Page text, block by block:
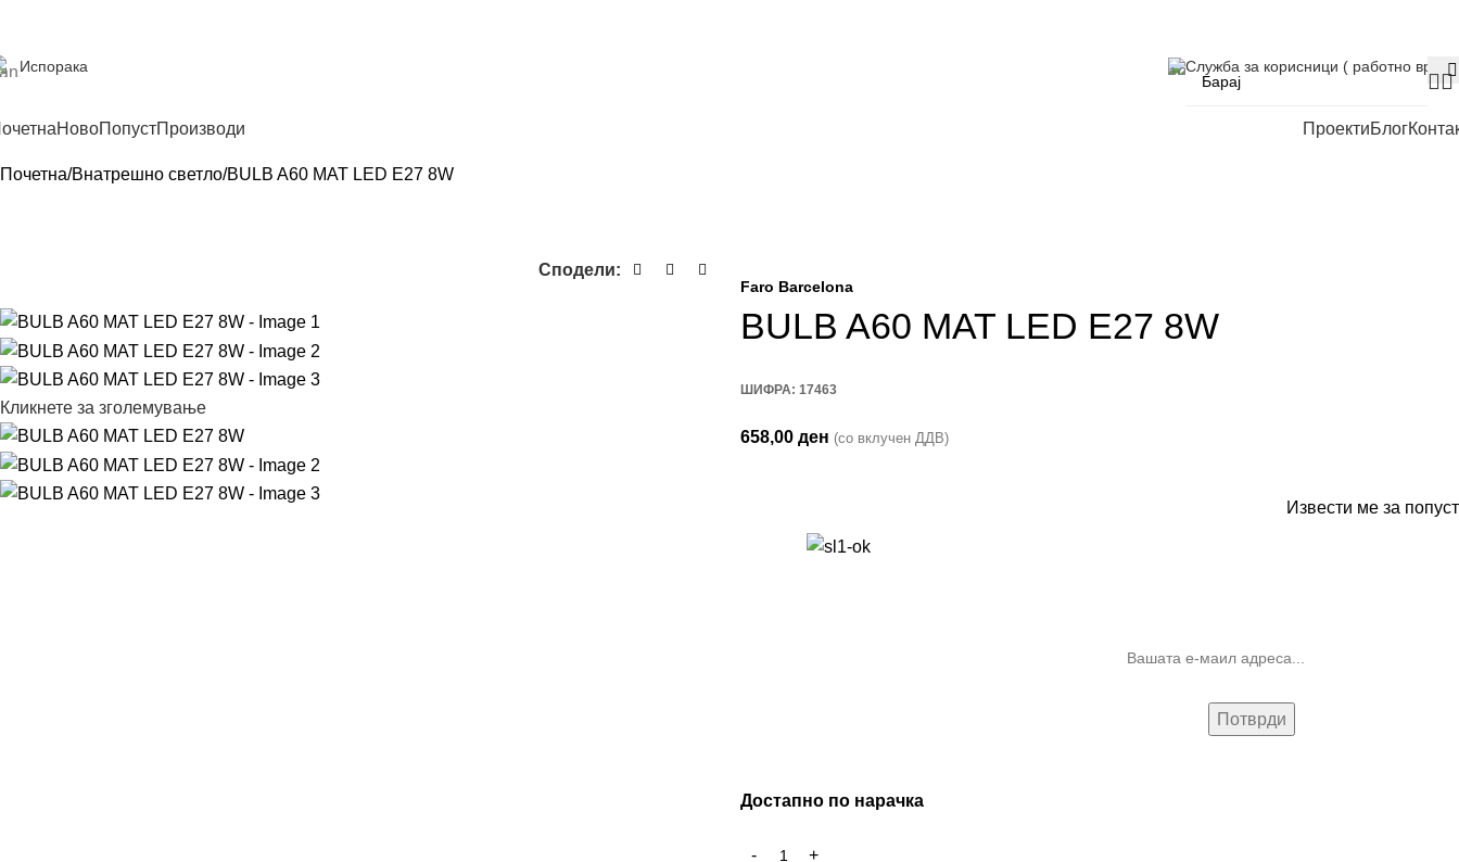
Испорака Служба за корисници ( работно
НовоПопустПроизводи ПроектиБлог
Почетна Внатрешно светло BULB A60 MAT LED E27 8W
Сподели:
Кликнете за зголемување
Faro Barcelona
BULB A60 MAT LED E27 8W
ШИФРА: 17463
658,00 ден (со вклучен ДДВ)
Извести ме за попуст
Достапно по нарачка